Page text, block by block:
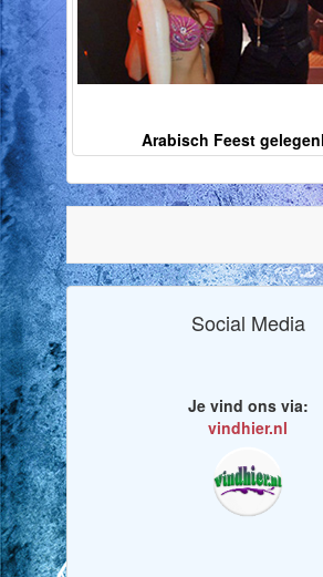
Arabisch Feest
Social Media
Je vind ons via:
vindhier.nl